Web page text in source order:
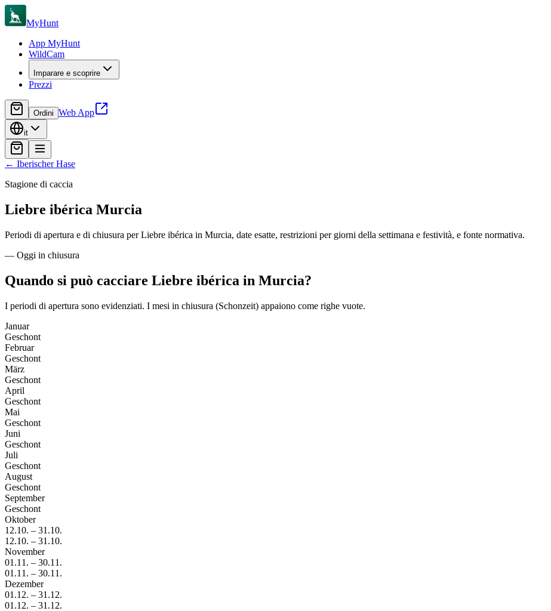
MyHunt
App MyHunt
WildCam
Imparare e scoprire
Prezzi
Ordini Web App
it
← Iberischer Hase
Stagione di caccia
Liebre ibérica Murcia
Periodi di apertura e di chiusura per Liebre ibérica in Murcia, date esatte, restrizioni per giorni della settimana e festività, e fonte normativa.
— Oggi in chiusura
Quando si può cacciare Liebre ibérica in Murcia?
I periodi di apertura sono evidenziati. I mesi in chiusura (Schonzeit) appaiono come righe vuote.
Januar
Geschont
Februar
Geschont
März
Geschont
April
Geschont
Mai
Geschont
Juni
Geschont
Juli
Geschont
August
Geschont
September
Geschont
Oktober
12.10. – 31.10.
12.10. – 31.10.
November
01.11. – 30.11.
01.11. – 30.11.
Dezember
01.12. – 31.12.
01.12. – 31.12.